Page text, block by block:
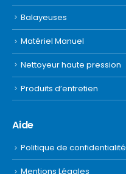
Balayeuses
Matériel Manuel
Nettoyeur haute pression
Produits d’entretien
Aide
Politique de confidentialité
Mentions Légales